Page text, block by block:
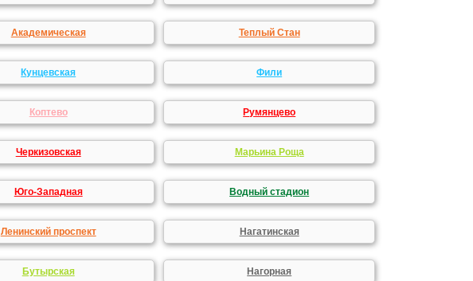
Академическая Теплый Стан
Кунцевская Фили
Коптево Румянцево
Черкизовская Марьина Роща
Юго-Западная Водный стадион
Ленинский проспект Нагатинская
Бутырская Нагорная